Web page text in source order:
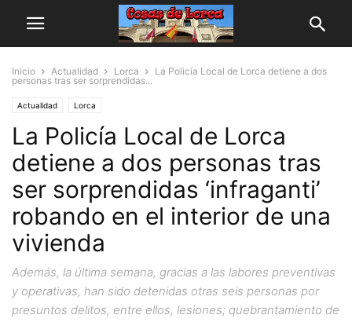
Inicio Actualidad Lorca
La Policía Local de Lorca detiene a dos
personas tras ser sorprendidas...
Actualidad Lorca
La Policía Local de Lorca
detiene a dos personas tras
ser sorprendidas ‘infraganti’
robando en el interior de una
vivienda
Además, la última semana, gracias a las labores preventivas
y operativas, han sido detenidas otras seis personas por
presuntos delitos, entre ellos, lesiones; quebrantamiento de